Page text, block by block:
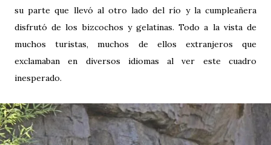
su parte que llevó al otro lado del río y la cumpleañera
disfrutó de los bizcochos y gelatinas. Todo a la vista de
muchos turistas, muchos de ellos extranjeros que
exclamaban en diversos idiomas al ver este cuadro
inesperado.